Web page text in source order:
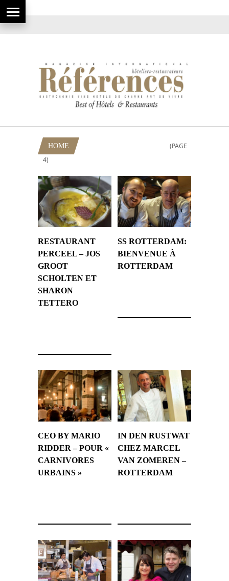
HOME
(PAGE
4)
RESTAURANT
PERCEEL – JOS
GROOT
SCHOLTEN ET
SHARON
TETTERO
SS ROTTERDAM:
BIENVENUE À
ROTTERDAM
CEO BY MARIO
RIDDER – POUR «
CARNIVORES
URBAINS »
IN DEN RUSTWAT
CHEZ MARCEL
VAN ZOMEREN –
ROTTERDAM